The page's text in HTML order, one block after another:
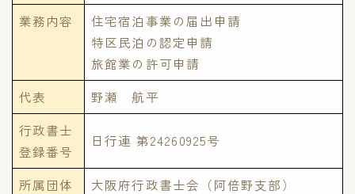
代表者あいさつ
業務内容
住宅宿泊事業の届出申請
特区民泊の認定申請
旅館業の許可申請
代表
野瀬 航平
行政書士
登録番号
日行連 第24260925号
所属団体
大阪府行政書士会（阿倍野支部）